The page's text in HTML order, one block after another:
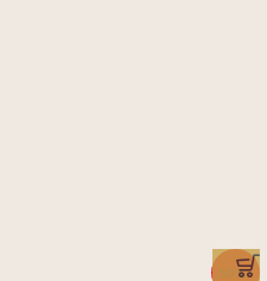
-50%